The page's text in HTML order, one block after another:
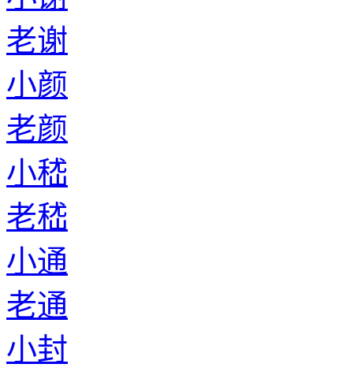
老谢
小颜
老颜
小嵇
老嵇
小通
老通
小封